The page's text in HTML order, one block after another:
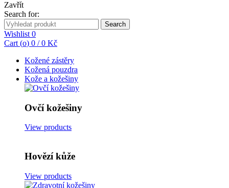
Zavřít
Search for:
Search
Wishlist 0
Cart (o) 0 / 0 Kč
Kožené zástěry
Kožená pouzdra
Kože a kožešiny
Ovčí kožešiny
View products
Hovězí kůže
View products